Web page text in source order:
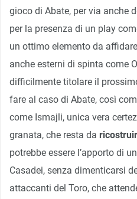
gioco di Abate, per via anche
per la presenza di un play
un ottimo elemento da
anche esterni di spinta come
difficilmente titolare il
fare al caso di Abate, così
come Ismajli, unica vera
granata, che resta da
potrebbe essere l’apporto di
Casadei, senza dimenticarsi
attaccanti del Toro, che